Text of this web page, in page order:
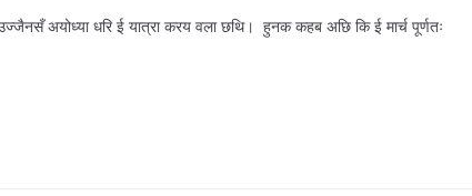
अयोध्या धरि ई यात्रा करय वला छथि। हुनक कहब अछि कि ई मार्च पूर्णतः